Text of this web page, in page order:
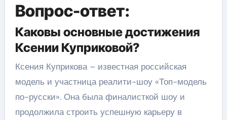
Вопрос-ответ:
Каковы основные достижения
Ксении Куприковой?
Ксения Куприкова – известная российская
модель и участница реалити-шоу «Топ-модель
по-русски». Она была финалисткой шоу и
продолжила строить успешную карьеру в